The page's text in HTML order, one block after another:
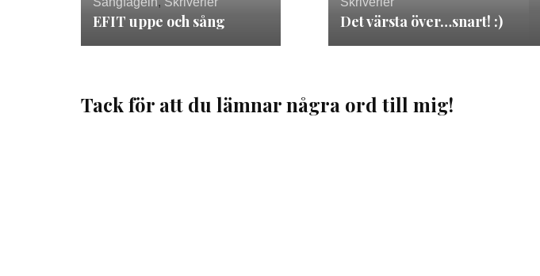
EFIT uppe och sång Det värsta över…snart! :)
Tack för att du lämnar några ord till mig!